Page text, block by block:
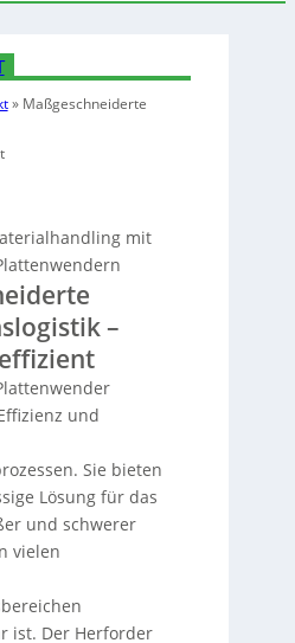
» Maßgeschneiderte
mit
–
und
Sie bieten
Lösung für das
und schwerer
vielen
ist. Der Herforder